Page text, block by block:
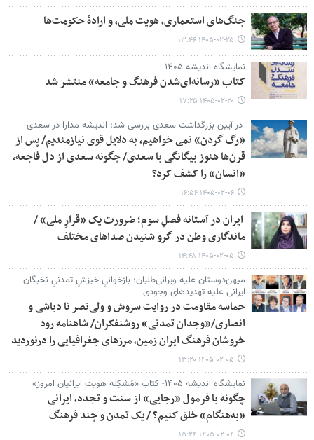
جنگ‌های استعماری، هویت ملی، و ارادهٔ حکومت‌ها
۱۴۰۵-۰۲-۲۵ ۱۳:۴۶
نمایشگاه اندیشه ۱۴۰۵
کتاب «رسانه‌ای‌شدن فرهنگ و جامعه» منتشر شد
۱۴۰۵-۰۲-۲۰ ۱۷:۲۵
در آیین بزرگداشت سعدی بررسی شد: اندیشه مدارا در سعدی
«رگ‌ گردن» نمی خواهیم، به دلایل قوی نیازمندیم/ پس از
قرن‌ها هنوز بیگانگی با سعدی/ چگونه سعدی از دل فاجعه،
«انسان» را کشف کرد؟
۱۴۰۵-۰۲-۰۶ ۱۶:۵۶
ایران در آستانه فصلِ سوم؛ ضرورت یک «قرارِ ملی» /
ماندگاری وطن در گرو شنیدن صداهای مختلف
۱۴۰۵-۰۲-۰۵ ۱۴:۴۸
میهن‌دوستان علیه ویرانی‌طلبان؛ بازخوانیِ خیزشِ تمدنیِ نخبگان
ایرانی علیه تهدیدهای وجودی
حماسه مقاومت در روایت سروش و ولی‌نصر تا دباشی و
انصاری/«وجدان تمدنی» روشنفکران/ شاهنامه رود
خروشان فرهنگ ایران زمین، مرزهای جغرافیایی را درنوردید
۱۴۰۵-۰۲-۰۵ ۱۳:۲۰
نمایشگاه اندیشه ۱۴۰۵- کتاب «مُشکِله هویت ایرانیان امروز»
چگونه با فرمول «رجایی» از سنت و تجدد، ایرانی
«به‌هنگام» خلق کنیم؟ / یک تمدن و چند فرهنگ
۱۴۰۵-۰۲-۰۴ ۱۵:۲۴